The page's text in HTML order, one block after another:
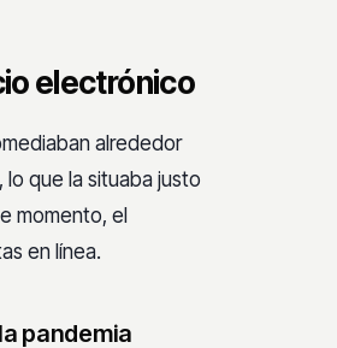
electrónico
alrededor
lo que la situaba justo
momento, el
en línea.
pandemia